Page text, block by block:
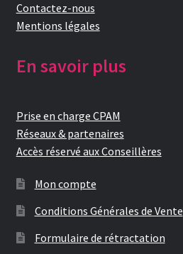
Contactez-nous
Mentions légales
En savoir plus
Prise en charge CPAM
Réseaux & partenaires
Accès réservé aux Conseillères
Mon compte
Conditions Générales de Vente
Formulaire de rétractation